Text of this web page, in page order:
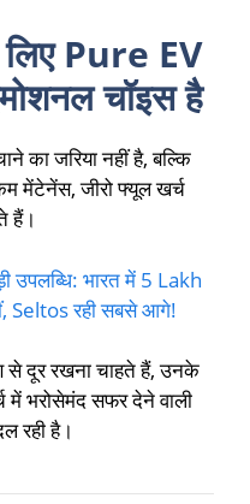
लिए Pure EV
चॉइस है
का जरिया नहीं है, बल्कि
मेंटेनेंस, जीरो फ्यूल खर्च
हैं।
उपलब्धि: भारत में 5 Lakh
Seltos रही सबसे आगे!
से दूर रखना चाहते हैं, उनके
में भरोसेमंद सफर देने वाली
रही है।